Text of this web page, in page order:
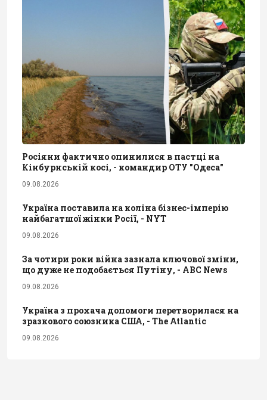
Росіяни фактично опинилися в пастці на
Кінбурнській косі, - командир ОТУ "Одеса"
09.08.2026
Україна поставила на коліна бізнес-імперію
найбагатшої жінки Росії, - NYT
09.08.2026
За чотири роки війна зазнала ключової зміни,
що дуже не подобається Путіну, - ABC News
09.08.2026
Україна з прохача допомоги перетворилася на
зразкового союзника США, - The Atlantic
09.08.2026